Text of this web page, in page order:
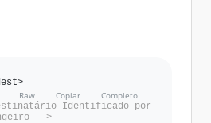
Identificado por
-->